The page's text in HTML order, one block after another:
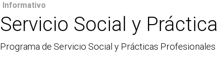
Informativo
Servicio Social y
Programa de Servicio Social y Prácticas Profesionales